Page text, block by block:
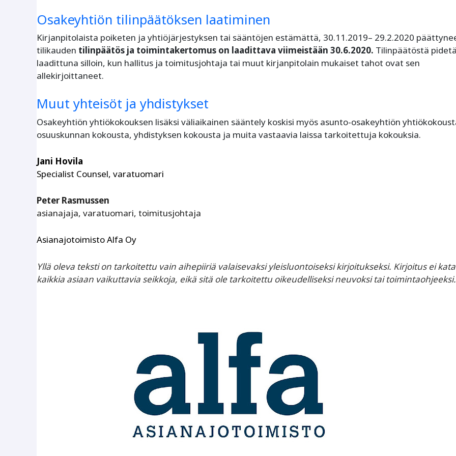
Osakeyhtiön tilinpäätöksen laatiminen
Kirjanpitolaista poiketen ja yhtiöjärjestyksen tai sääntöjen estämättä, 30.11.2019– 29.2.2020
tilikauden tilinpäätös ja toimintakertomus on laadittava viimeistään 30.6.2020. Tilinpäätöstä
laadittuna silloin, kun hallitus ja toimitusjohtaja tai muut kirjanpitolain mukaiset tahot ovat sen
allekirjoittaneet.
Muut yhteisöt ja yhdistykset
Osakeyhtiön yhtiökokouksen lisäksi väliaikainen sääntely koskisi myös asunto-osakeyhtiön
osuuskunnan kokousta, yhdistyksen kokousta ja muita vastaavia laissa tarkoitettuja kokouksia.
Jani Hovila
Specialist Counsel, varatuomari
Peter Rasmussen
asianajaja, varatuomari, toimitusjohtaja
Asianajotoimisto Alfa Oy
Yllä oleva teksti on tarkoitettu vain aihepiiriä valaisevaksi yleisluontoiseksi kirjoitukseksi. Kirjoitus ei kata
kaikkia asiaan vaikuttavia seikkoja, eikä sitä ole tarkoitettu oikeudelliseksi neuvoksi tai toimintaohjeeksi.